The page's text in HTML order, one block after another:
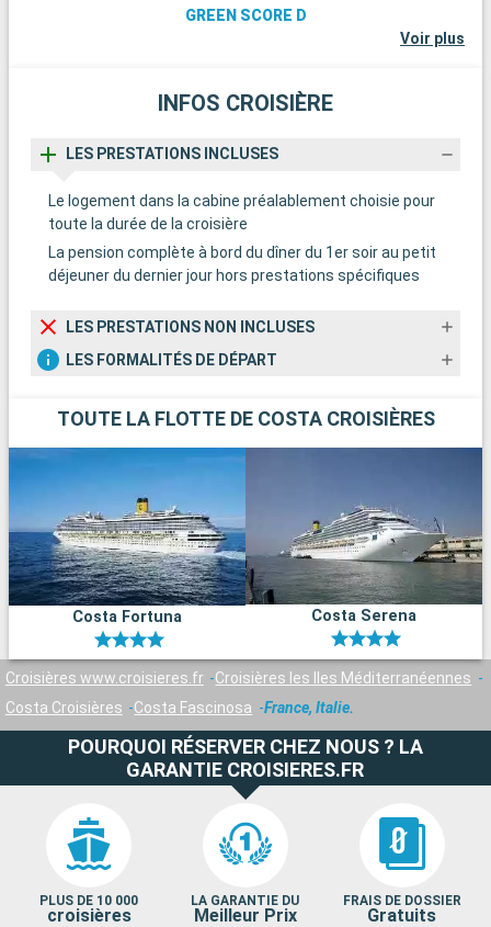
GREEN SCORE D
Voir plus
INFOS CROISIÈRE
LES PRESTATIONS INCLUSES
Le logement dans la cabine préalablement choisie pour
toute la durée de la croisière
La pension complète à bord du dîner du 1er soir au petit
déjeuner du dernier jour hors prestations spécifiques
LES PRESTATIONS NON INCLUSES
LES FORMALITÉS DE DÉPART
TOUTE LA FLOTTE DE COSTA CROISIÈRES
Costa Fortuna Costa Serena
Croisières www.croisieres.fr
Croisières les Iles Méditerranéennes
Costa Croisières
Costa Fascinosa France, Italie.
POURQUOI RÉSERVER CHEZ NOUS ? LA
GARANTIE CROISIERES.FR
PLUS DE 10 000
croisières
LA GARANTIE DU
Meilleur Prix
FRAIS DE DOSSIER
Gratuits